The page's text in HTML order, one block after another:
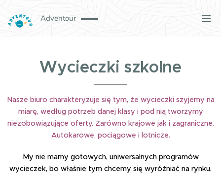
Adventour
Wycieczki szkolne
Nasze biuro charakteryzuje się tym, że wycieczki szyjemy na
miarę, według potrzeb danej klasy i pod nią tworzymy
niezobowiązujące oferty. Zarówno krajowe jak i zagraniczne.
Autokarowe, pociągowe i lotnicze.
My nie mamy gotowych, uniwersalnych programów
wycieczek, bo właśnie tym chcemy się wyróżniać na rynku,